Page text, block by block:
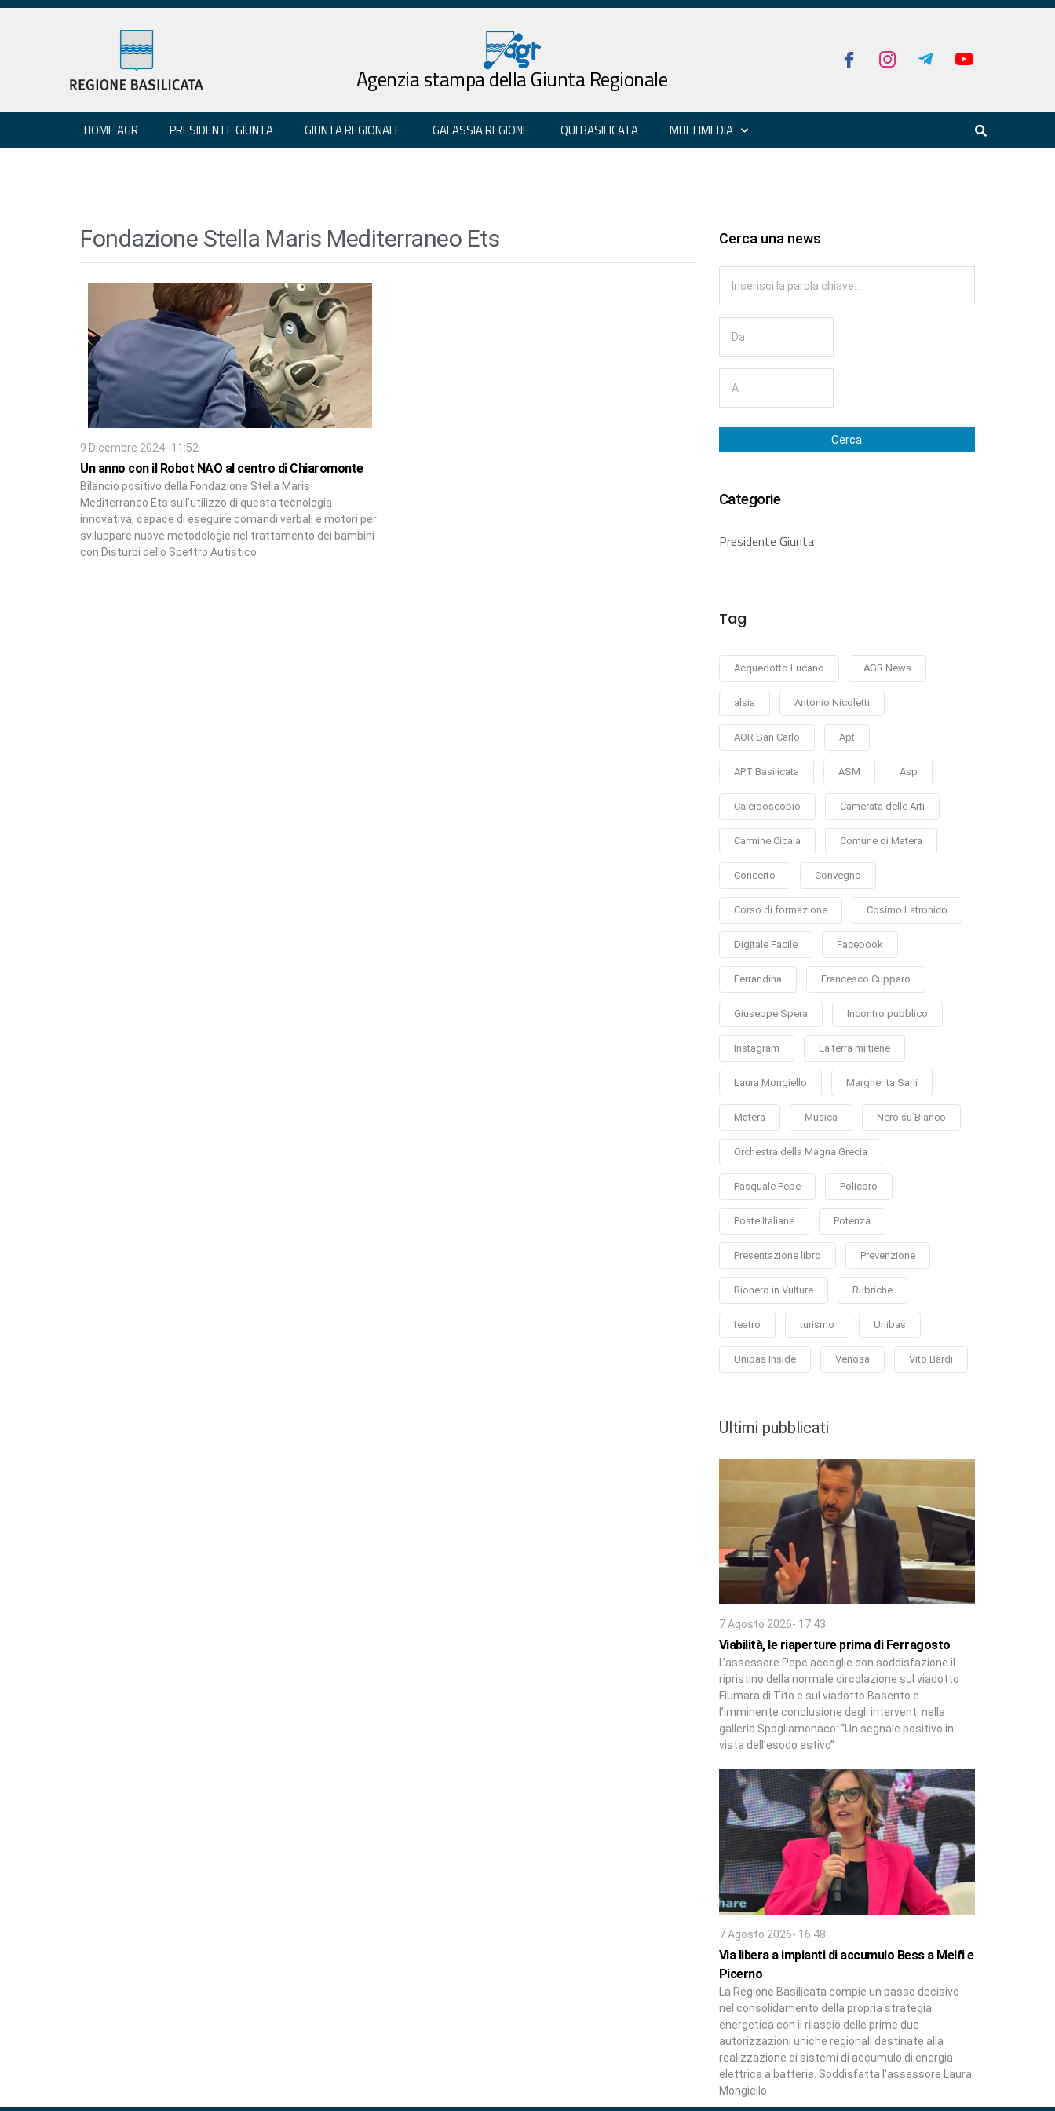
Agenzia stampa della Giunta Regionale
HOME AGR PRESIDENTE GIUNTA GIUNTA REGIONALE GALASSIA REGIONE QUI BASILICATA MULTIMEDIA
Fondazione Stella Maris Mediterraneo Ets
9 Dicembre 2024- 11:52
Un anno con il Robot NAO al centro di Chiaromonte
Bilancio positivo della Fondazione Stella Maris
Mediterraneo Ets sull’utilizzo di questa tecnologia
innovativa, capace di eseguire comandi verbali e motori per
sviluppare nuove metodologie nel trattamento dei bambini
con Disturbi dello Spettro Autistico
Cerca una news
Cerca
Categorie
Presidente Giunta
Tag
Acquedotto Lucano AGR News
alsia Antonio Nicoletti
AOR San Carlo Apt
APT Basilicata ASM Asp
Caleidoscopio Camerata delle Arti
Carmine Cicala Comune di Matera
Concerto Convegno
Corso di formazione Cosimo Latronico
Digitale Facile Facebook
Ferrandina Francesco Cupparo
Giuseppe Spera Incontro pubblico
Instagram La terra mi tiene
Laura Mongiello Margherita Sarli
Matera Musica Nero su Bianco
Orchestra della Magna Grecia
Pasquale Pepe Policoro
Poste Italiane Potenza
Presentazione libro Prevenzione
Rionero in Vulture Rubriche
teatro turismo Unibas
Unibas Inside Venosa Vito Bardi
Ultimi pubblicati
7 Agosto 2026- 17:43
Viabilità, le riaperture prima di Ferragosto
L’assessore Pepe accoglie con soddisfazione il
ripristino della normale circolazione sul viadotto
Fiumara di Tito e sul viadotto Basento e
l’imminente conclusione degli interventi nella
galleria Spogliamonaco: “Un segnale positivo in
vista dell’esodo estivo”
7 Agosto 2026- 16:48
Via libera a impianti di accumulo Bess a Melfi e
Picerno
La Regione Basilicata compie un passo decisivo
nel consolidamento della propria strategia
energetica con il rilascio delle prime due
autorizzazioni uniche regionali destinate alla
realizzazione di sistemi di accumulo di energia
elettrica a batterie. Soddisfatta l’assessore Laura
Mongiello.